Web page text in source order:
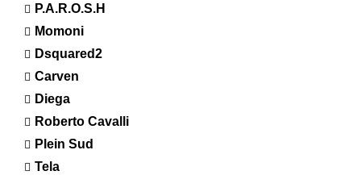
P.A.R.O.S.H
Momoni
Dsquared2
Carven
Diega
Roberto Cavalli
Plein Sud
Tela